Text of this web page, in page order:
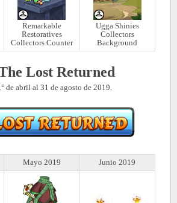
Remarkable
Restoratives
Collectors Counter
Ugga Shinies
Collectors
Background
Lost Returned
de abril al 31 de agosto de 2019.
Mayo 2019 Junio 2019